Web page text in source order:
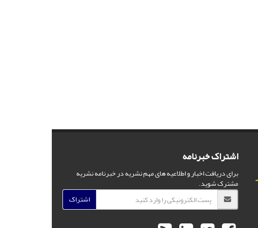
اشتراک خبرنامه
برای دریافت اخبار و اطلاعیه های مهم نشریه در خبرنامه نشریه
مشترک شوید.
اشتراک